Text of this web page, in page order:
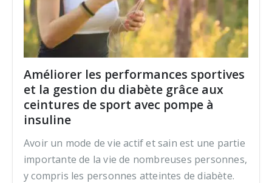
Améliorer les performances sportives
et la gestion du diabète grâce aux
ceintures de sport avec pompe à
insuline
Avoir un mode de vie actif et sain est une partie
importante de la vie de nombreuses personnes,
y compris les personnes atteintes de diabète.